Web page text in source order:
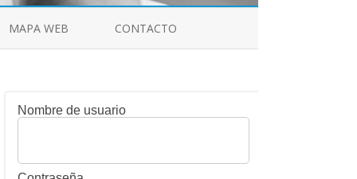
MAPA WEB CONTACTO
Nombre de usuario